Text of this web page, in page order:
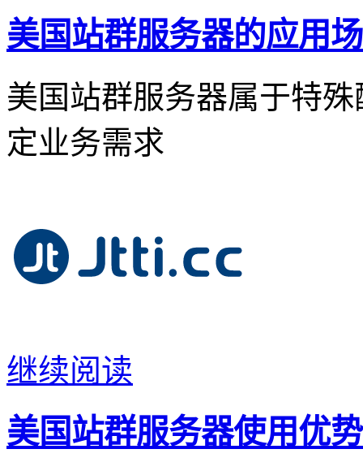
美国站群服务器的应用
美国站群服务器属于特
定业务需求
继续阅读
美国站群服务器使用优